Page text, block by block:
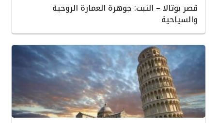
قصر بوتالا – التبت: جوهرة العمارة الروحية
والسياحية